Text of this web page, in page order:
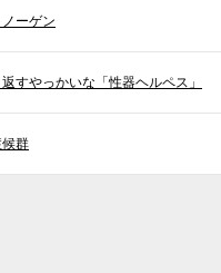
ーゲン
すやっかいな「性器ヘルペス」
群